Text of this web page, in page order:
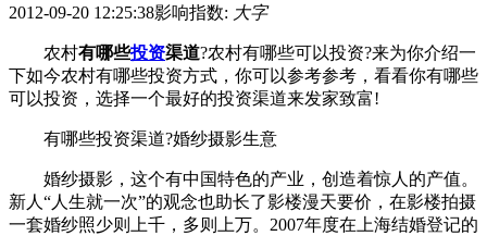
2012-09-20 12:25:38影响指数: 大字
农村有哪些投资渠道?农村有哪些可以投资?来为你介绍一
下如今农村有哪些投资方式，你可以参考参考，看看你有哪些
可以投资，选择一个最好的投资渠道来发家致富!
有哪些投资渠道?婚纱摄影生意
婚纱摄影，这个有中国特色的产业，创造着惊人的产值。
新人“人生就一次”的观念也助长了影楼漫天要价，在影楼拍摄
一套婚纱照少则上千，多则上万。2007年度在上海结婚登记的